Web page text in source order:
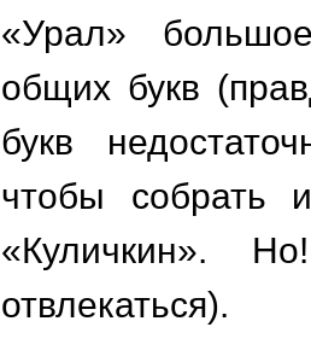
«Урал»
общих букв
букв
чтобы собрать
«Куличкин».
отвлекаться).